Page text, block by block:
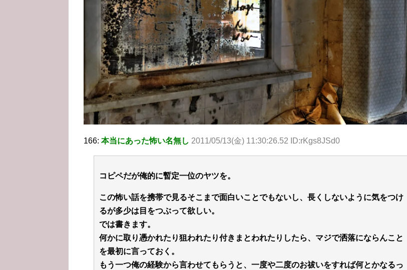
166: 本当にあった怖い名無し 2011/05/13(金) 11:30:26.52 ID:rKgs8JSd0
コピペだが俺的に暫定一位のヤツを。
この怖い話を携帯で見るそこまで面白いことでもないし、長くしないように気をつけ
るが多少は目をつぶって欲しい。
では書きます。
何かに取り憑かれたり狙われたり付きまとわれたりしたら、マジで洒落にならんこと
を最初に言っておく。
もう一つ俺の経験から言わせてもらうと、一度や二度のお祓いをすれば何とかなるっ